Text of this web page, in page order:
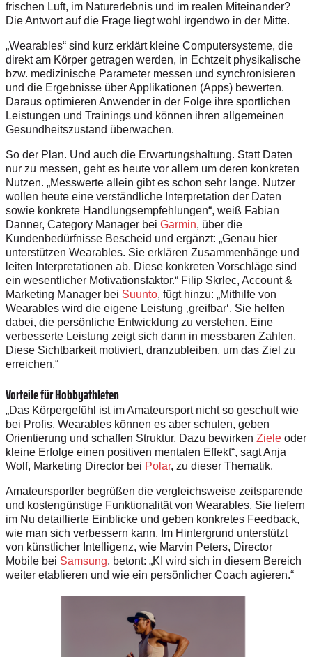
frischen Luft, im Naturerlebnis und im realen Miteinander?
Die Antwort auf die Frage liegt wohl irgendwo in der Mitte.
„Wearables“ sind kurz erklärt kleine Computersysteme, die
direkt am Körper getragen werden, in Echtzeit physikalische
bzw. medizinische Parameter messen und synchronisieren
und die Ergebnisse über Applikationen (Apps) bewerten.
Daraus optimieren Anwender in der Folge ihre sportlichen
Leistungen und Trainings und können ihren allgemeinen
Gesundheitszustand überwachen.
So der Plan. Und auch die Erwartungshaltung. Statt Daten
nur zu messen, geht es heute vor allem um deren konkreten
Nutzen. „Messwerte allein gibt es schon sehr lange. Nutzer
wollen heute eine verständliche Interpretation der Daten
sowie konkrete Handlungsempfehlungen“, weiß Fabian
Danner, Category Manager bei Garmin, über die
Kundenbedürfnisse Bescheid und ergänzt: „Genau hier
unterstützen Wearables. Sie erklären Zusammenhänge und
leiten Interpretationen ab. Diese konkreten Vorschläge sind
ein wesentlicher Motivationsfaktor.“ Filip Skrlec, Account &
Marketing Manager bei Suunto, fügt hinzu: „Mithilfe von
Wearables wird die eigene Leistung ‚greifbar‘. Sie helfen
dabei, die persönliche Entwicklung zu verstehen. Eine
verbesserte Leistung zeigt sich dann in messbaren Zahlen.
Diese Sichtbarkeit motiviert, dranzubleiben, um das Ziel zu
erreichen.“
Vorteile für Hobbyathleten
„Das Körpergefühl ist im Amateursport nicht so geschult wie
bei Profis. Wearables können es aber schulen, geben
Orientierung und schaffen Struktur. Dazu bewirken Ziele oder
kleine Erfolge einen positiven mentalen Effekt“, sagt Anja
Wolf, Marketing Director bei Polar, zu dieser Thematik.
Amateursportler begrüßen die vergleichsweise zeitsparende
und kostengünstige Funktionalität von Wearables. Sie liefern
im Nu detaillierte Einblicke und geben konkretes Feedback,
wie man sich verbessern kann. Im Hintergrund unterstützt
von künstlicher Intelligenz, wie Marvin Peters, Director
Mobile bei Samsung, betont: „KI wird sich in diesem Bereich
weiter etablieren und wie ein persönlicher Coach agieren.“